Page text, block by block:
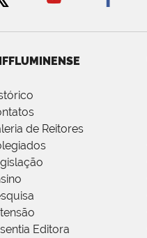
de Reitores
Editora